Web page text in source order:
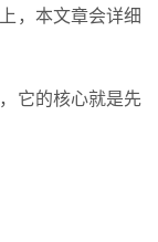
，本文章会详细
它的核心就是先